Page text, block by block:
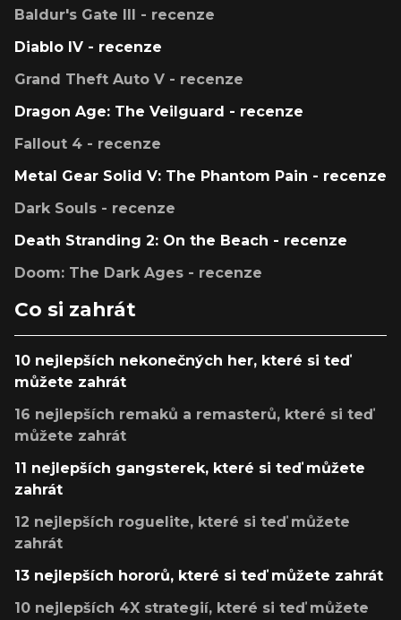
Baldur's Gate III - recenze
Diablo IV - recenze
Grand Theft Auto V - recenze
Dragon Age: The Veilguard - recenze
Fallout 4 - recenze
Metal Gear Solid V: The Phantom Pain - recenze
Dark Souls - recenze
Death Stranding 2: On the Beach - recenze
Doom: The Dark Ages - recenze
Co si zahrát
10 nejlepších nekonečných her, které si teď
můžete zahrát
16 nejlepších remaků a remasterů, které si teď
můžete zahrát
11 nejlepších gangsterek, které si teď můžete
zahrát
12 nejlepších roguelite, které si teď můžete
zahrát
13 nejlepších hororů, které si teď můžete zahrát
10 nejlepších 4X strategií, které si teď můžete